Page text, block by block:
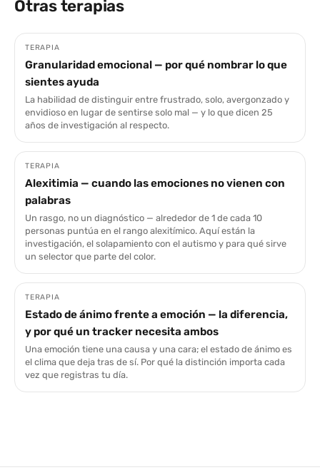
Otras terapias
TERAPIA
Granularidad emocional — por qué nombrar lo que
sientes ayuda
La habilidad de distinguir entre frustrado, solo, avergonzado y
envidioso en lugar de sentirse solo mal — y lo que dicen 25
años de investigación al respecto.
TERAPIA
Alexitimia — cuando las emociones no vienen con
palabras
Un rasgo, no un diagnóstico — alrededor de 1 de cada 10
personas puntúa en el rango alexitímico. Aquí están la
investigación, el solapamiento con el autismo y para qué sirve
un selector que parte del color.
TERAPIA
Estado de ánimo frente a emoción — la diferencia,
y por qué un tracker necesita ambos
Una emoción tiene una causa y una cara; el estado de ánimo es
el clima que deja tras de sí. Por qué la distinción importa cada
vez que registras tu día.